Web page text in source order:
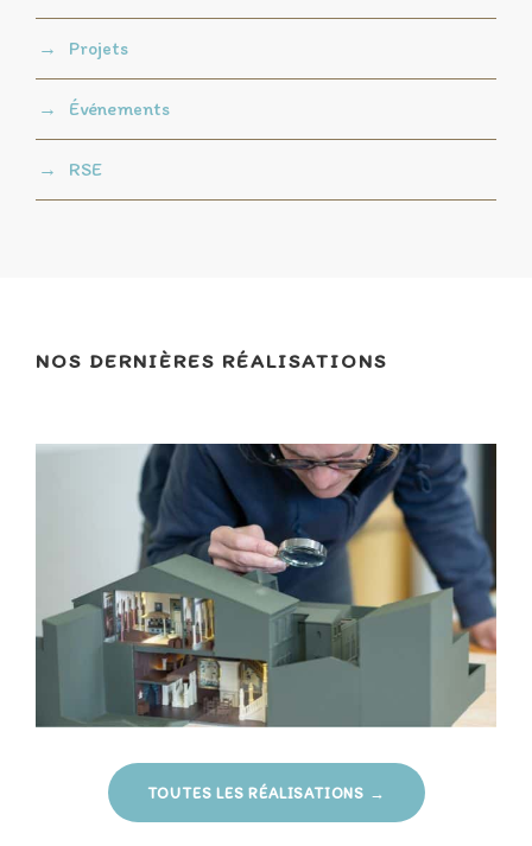
Projets
Événements
RSE
NOS DERNIÈRES RÉALISATIONS
TOUTES LES RÉALISATIONS →